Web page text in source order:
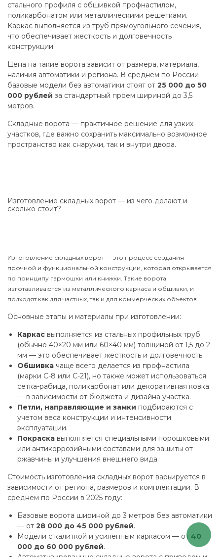
стального профиля с обшивкой профнастилом,
поликарбонатом или металлическими решетками.
Каркас выполняется из труб прямоугольного сечения,
что обеспечивает жесткость и долговечность
конструкции.
Цена на такие ворота зависит от размера, материала,
наличия автоматики и региона. В среднем по России
базовые модели без автоматики стоят от 25 000 до 50
000 рублей за стандартный проем шириной до 3,5
метров.
Складные ворота — практичное решение для узких
участков, где важно сохранить максимально возможное
пространство как снаружи, так и внутри двора.
Изготовление складных ворот — из чего делают и
сколько стоит?
Изготовление складных ворот — это процесс создания
прочной и функциональной конструкции, которая открывается
по принципу гармошки или книжки. Такие ворота
изготавливаются из металлического каркаса и обшивки, и
подходят как для частных, так и для коммерческих объектов.
Основные этапы и материалы при изготовлении:
Каркас выполняется из стальных профильных труб
(обычно 40×20 мм или 60×40 мм) толщиной от 1,5 до 2
мм — это обеспечивает жесткость и долговечность.
Обшивка чаще всего делается из профнастила
(марки С-8 или С-21), но также может использоваться
сетка-рабица, поликарбонат или декоративная ковка
— в зависимости от бюджета и дизайна участка.
Петли, направляющие и замки подбираются с
учетом веса конструкции и интенсивности
эксплуатации.
Покраска выполняется специальными порошковыми
или антикоррозийными составами для защиты от
ржавчины и улучшения внешнего вида.
Стоимость изготовления складных ворот варьируется в
зависимости от региона, размеров и комплектации. В
среднем по России в 2025 году:
Базовые ворота шириной до 3 метров без автоматики
— от 28 000 до 45 000 рублей.
Модели с калиткой и усиленным каркасом — от 40
000 до 60 000 рублей.